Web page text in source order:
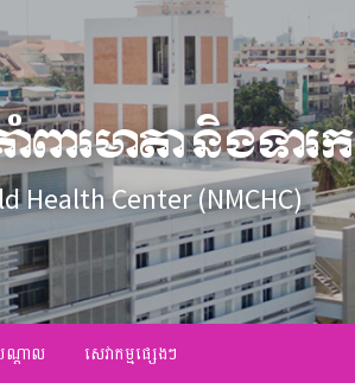
ារមាតា និងទារក
Health Center (NMCHC)
ណ្ដាល សេវាកម្មផ្សេងៗ